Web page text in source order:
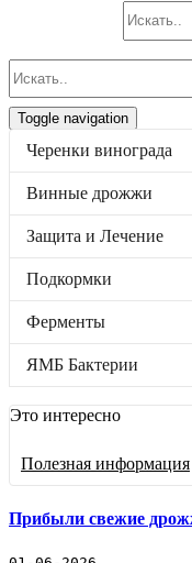
Toggle navigation
Каталог
Бренды
Отложенные
Черенки
Винные дрожжи
Защита и
Подкормки
Черенки винограда
Винные дрожжи
Защита и Лечение
Подкормки
Ферменты
ЯМБ Бактерии
Это интересно
Полезная информация
Прибыли свежие